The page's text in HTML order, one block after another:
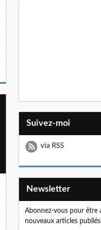
Suivez-moi
via RSS
Newsletter
Abonnez-vous pour être
nouveaux articles